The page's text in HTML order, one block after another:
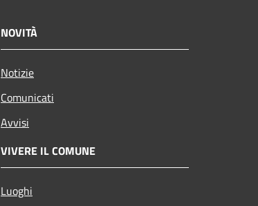
NOVITÀ
Notizie
Comunicati
Avvisi
VIVERE IL COMUNE
Luoghi